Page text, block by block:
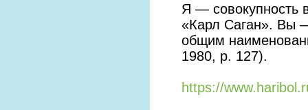
Я — совокупность
«Карл Саган». Вы
общим
1980, p. 127).
https://